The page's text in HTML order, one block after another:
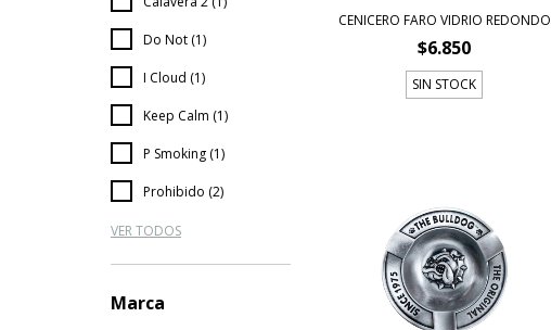
Do Not (1)
I Cloud (1)
Keep Calm (1)
P Smoking (1)
Prohibido (2)
VER TODOS
Marca
CENICERO FARO VIDRIO REDONDO
$6.850
SIN STOCK